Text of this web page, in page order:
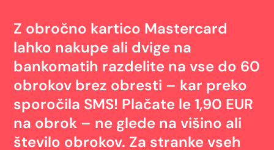
Z obročno kartico Mastercard
lahko nakupe ali dvige na
bankomatih razdelite na vse do 60
obrokov brez obresti – kar preko
sporočila SMS! Plačate le 1,90 EUR
na obrok – ne glede na višino ali
število obrokov. Za stranke vseh